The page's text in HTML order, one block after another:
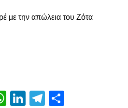
με την απώλεια του Ζότα
WhatsApp
LinkedIn
Telegram